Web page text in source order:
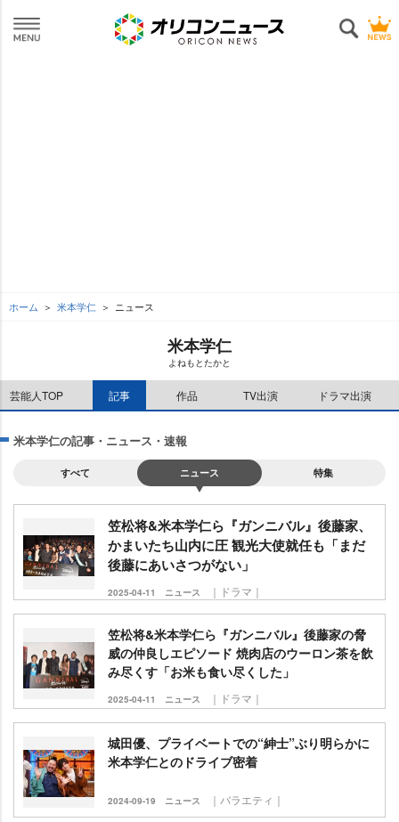
ホーム 米本学仁 ニュース
米本学仁
よねもとたかと
芸能人TOP 記事 作品 TV出演 ドラマ出演
米本学仁の記事・ニュース・速報
すべて ニュース 特集
笠松将&米本学仁ら『ガンニバル』後藤家、
かまいたち山内に圧 観光大使就任も「まだ
後藤にあいさつがない」
2025-04-11 ニュース ｜ドラマ｜
笠松将&米本学仁ら『ガンニバル』後藤家の脅
威の仲良しエピソード 焼肉店のウーロン茶を飲
み尽くす「お米も食い尽くした」
2025-04-11 ニュース ｜ドラマ｜
城田優、プライベートでの“紳士”ぶり明らかに
米本学仁とのドライブ密着
2024-09-19 ニュース ｜バラエティ｜